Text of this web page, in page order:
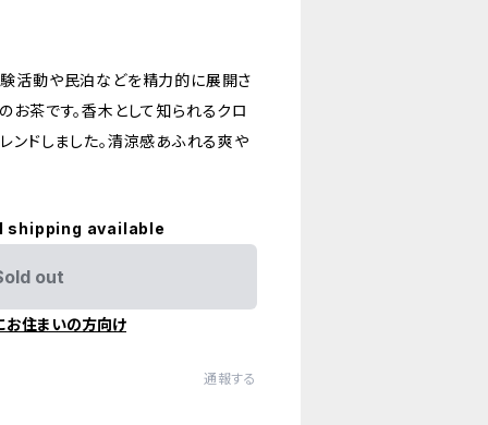
活動や民泊などを精力的に展開さ
茶です。香木として知られるクロ
ンドしました。清涼感あふれる爽や
shipping available
out
お住まいの方向け
通報する